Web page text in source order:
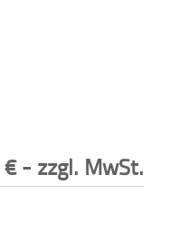
€- zzgl. MwSt.